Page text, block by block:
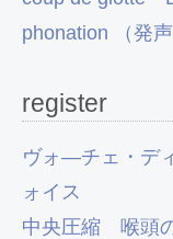
phonation （発声
register
ヴォ―チェ・デ
ォイス
中央圧縮
喉頭